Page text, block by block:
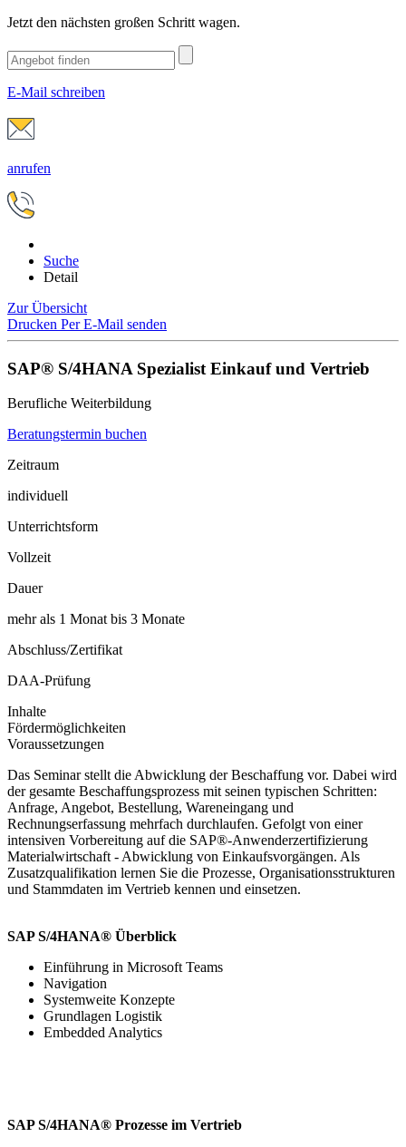
Jetzt den nächsten großen Schritt wagen.
E-Mail schreiben
anrufen
Suche
Detail
Zur Übersicht
Drucken Per E-Mail senden
SAP® S/4HANA Spezialist Einkauf und Vertrieb
Berufliche Weiterbildung
Beratungstermin buchen
Zeitraum
individuell
Unterrichtsform
Vollzeit
Dauer
mehr als 1 Monat bis 3 Monate
Abschluss/Zertifikat
DAA-Prüfung
Inhalte
Fördermöglichkeiten
Voraussetzungen
Das Seminar stellt die Abwicklung der Beschaffung vor. Dabei wird
der gesamte Beschaffungsprozess mit seinen typischen Schritten:
Anfrage, Angebot, Bestellung, Wareneingang und
Rechnungserfassung mehrfach durchlaufen. Gefolgt von einer
intensiven Vorbereitung auf die SAP®-Anwenderzertifizierung
Materialwirtschaft - Abwicklung von Einkaufsvorgängen. Als
Zusatzqualifikation lernen Sie die Prozesse, Organisationsstrukturen
und Stammdaten im Vertrieb kennen und einsetzen.
SAP S/4HANA® Überblick
Einführung in Microsoft Teams
Navigation
Systemweite Konzepte
Grundlagen Logistik
Embedded Analytics
SAP S/4HANA® Prozesse im Vertrieb